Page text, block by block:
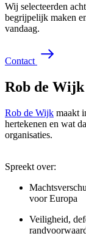
Wij selecteerden
begrijpelijk maken
vandaag.
Contact
Rob de Wijk
Rob de Wijk maakt
hertekenen en wat
organisaties.
Spreekt over:
voor Europa
Veiligheid,